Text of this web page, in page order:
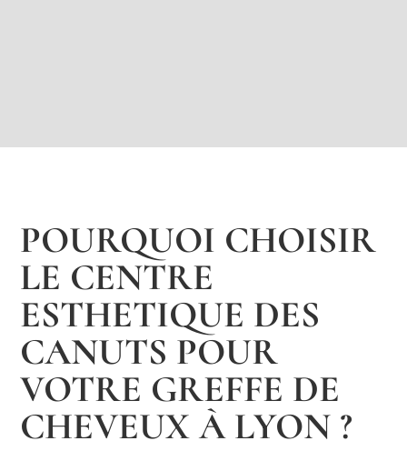
POURQUOI CHOISIR
LE CENTRE
ESTHETIQUE DES
CANUTS POUR
VOTRE GREFFE DE
CHEVEUX À LYON ?